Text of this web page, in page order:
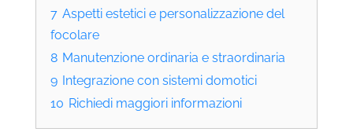
7 Aspetti estetici e personalizzazione del
focolare
8 Manutenzione ordinaria e straordinaria
9 Integrazione con sistemi domotici
10 Richiedi maggiori informazioni